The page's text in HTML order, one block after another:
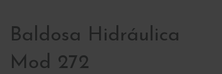
Baldosa Hidráulica
Mod 272